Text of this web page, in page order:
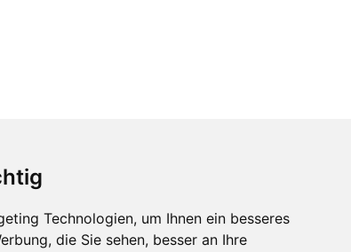
Technologien, um Ihnen ein besseres
die Sie sehen, besser an Ihre